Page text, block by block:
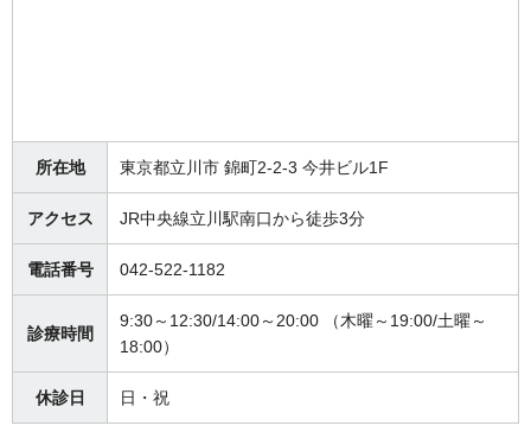
所在地 東京都立川市 錦町2-2-3 今井ビル1F
アクセス JR中央線立川駅南口から徒歩3分
電話番号 042-522-1182
診療時間
9:30～12:30/14:00～20:00 （木曜～19:00/土曜～
18:00）
休診日 日・祝